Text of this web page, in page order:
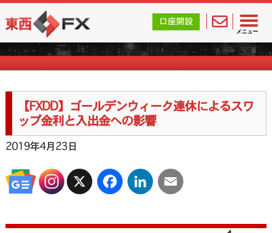
メニュー
東西FX｜海外FX会社（ブローカー）の無料口座開設サポ
口座開設
海外FXのお知らせ
【FXDD】ゴールデンウィーク連休によるスワ
ップ金利と入出金への影響
2019年4月23日